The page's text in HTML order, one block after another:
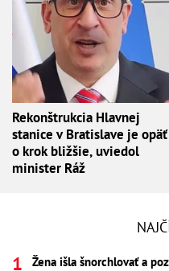
Rekonštrukcia Hlavnej
stanice v Bratislave je opäť
o krok bližšie, uviedol
minister Ráž
Žena išla šnorchlovať a